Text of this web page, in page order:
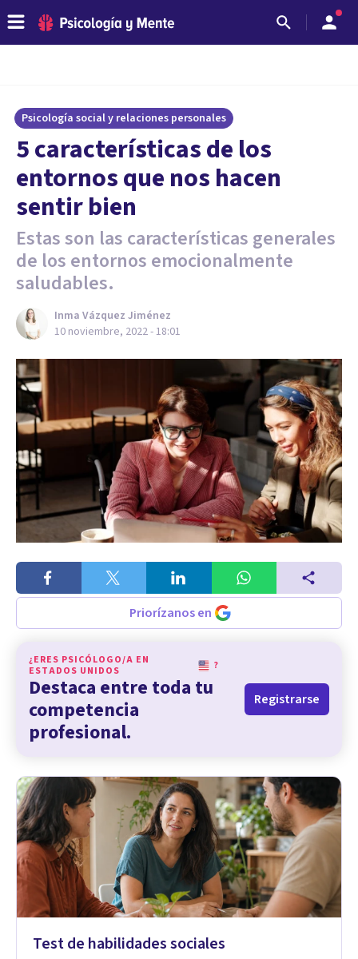
Psicología social y relaciones personales
5 características de los
entornos que nos hacen
sentir bien
Estas son las características generales
de los entornos emocionalmente
saludables.
Inma Vázquez Jiménez
10 noviembre, 2022 - 18:01
Priorízanos en
¿ERES PSICÓLOGO/A EN
ESTADOS UNIDOS
?
Destaca entre toda tu
competencia
profesional.
Registrarse
Test de habilidades sociales